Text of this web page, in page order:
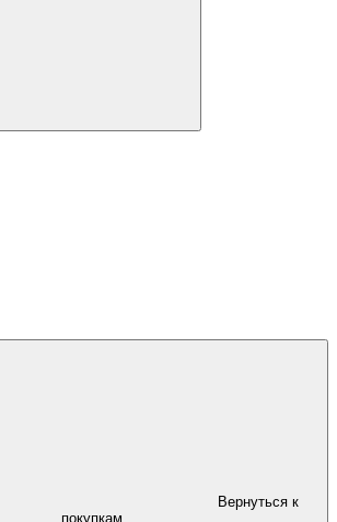
Вернуться к
покупкам